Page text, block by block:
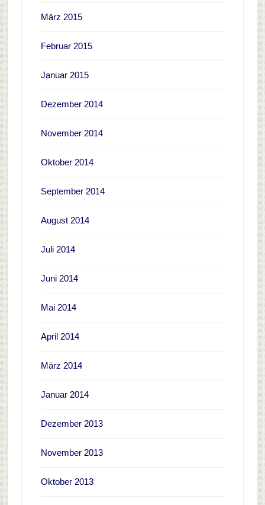
März 2015
Februar 2015
Januar 2015
Dezember 2014
November 2014
Oktober 2014
September 2014
August 2014
Juli 2014
Juni 2014
Mai 2014
April 2014
März 2014
Januar 2014
Dezember 2013
November 2013
Oktober 2013